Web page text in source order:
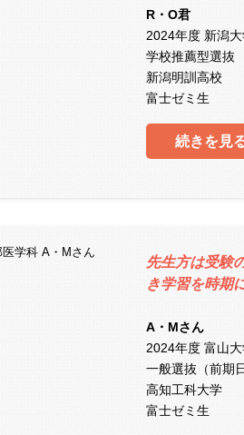
R・O君
2024年度 新潟
学校推薦型選抜
新潟明訓高校
富士ゼミ生
続きを見
先生方は受験
き学習を時期
A・Mさん
2024年度 富山
一般選抜（前期
高知工科大学
富士ゼミ生